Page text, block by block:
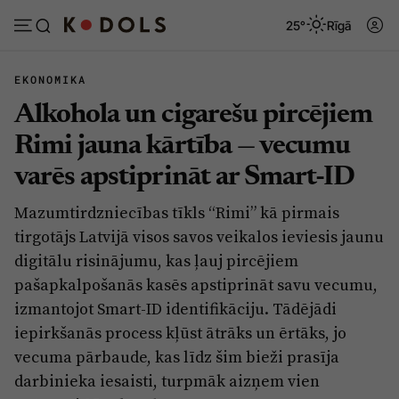
25° Rīgā
Abonēt Pieslēgties
Ziņas
Politika
Pašvaldības
Izglītība
Veselība
Ģimene
Vide
Tēmas
Viedokļi
Dzīve un ticība
Ekonomika
Krimināli
Izklaide
Sarunas
EKONOMIKA
Alkohola un cigarešu pircējiem
Rimi jauna kārtība — vecumu
varēs apstiprināt ar Smart-ID
Mazumtirdzniecības tīkls “Rimi” kā pirmais
tirgotājs Latvijā visos savos veikalos ieviesis jaunu
digitālu risinājumu, kas ļauj pircējiem
pašapkalpošanās kasēs apstiprināt savu vecumu,
izmantojot Smart-ID identifikāciju. Tādējādi
iepirkšanās process kļūst ātrāks un ērtāks, jo
vecuma pārbaude, kas līdz šim bieži prasīja
darbinieka iesaisti, turpmāk aizņem vien